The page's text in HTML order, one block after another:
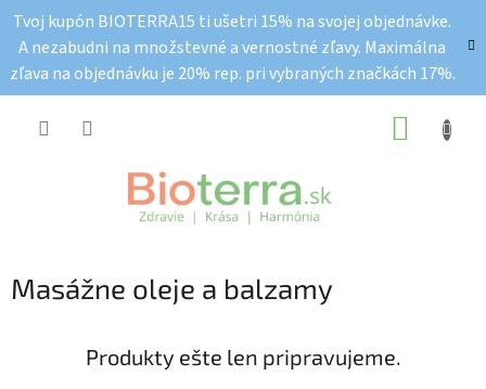
obsah
Tvoj kupón BIOTERRA15 ti ušetri 15% na svojej objednávke.
A nezabudni na množstevné a vernostné zľavy. Maximálna
zľava na objednávku je 20% rep. pri vybraných značkách 17%.
Masážne oleje a balzamy
Produkty ešte len pripravujeme.